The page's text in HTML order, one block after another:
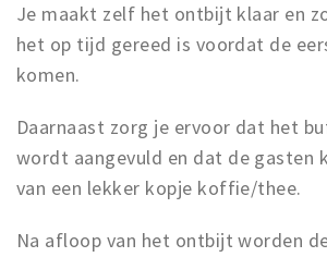
Je maakt zelf het ontbijt klaar en
het op tijd gereed is voordat de
komen.
Daarnaast zorg je ervoor dat het
wordt aangevuld en dat de gasten
van een lekker kopje koffie/thee.
Na afloop van het ontbijt worden